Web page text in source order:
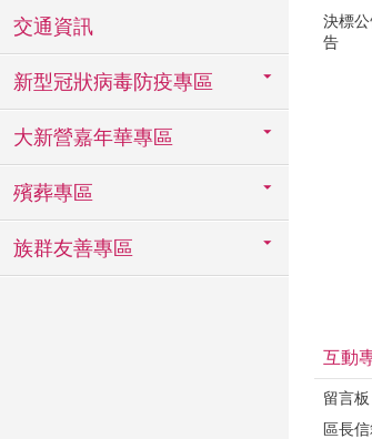
交通資訊
新型冠狀病毒防疫專區
大新營嘉年華專區
殯葬專區
族群友善專區
決標
告
互動
留言板
區長